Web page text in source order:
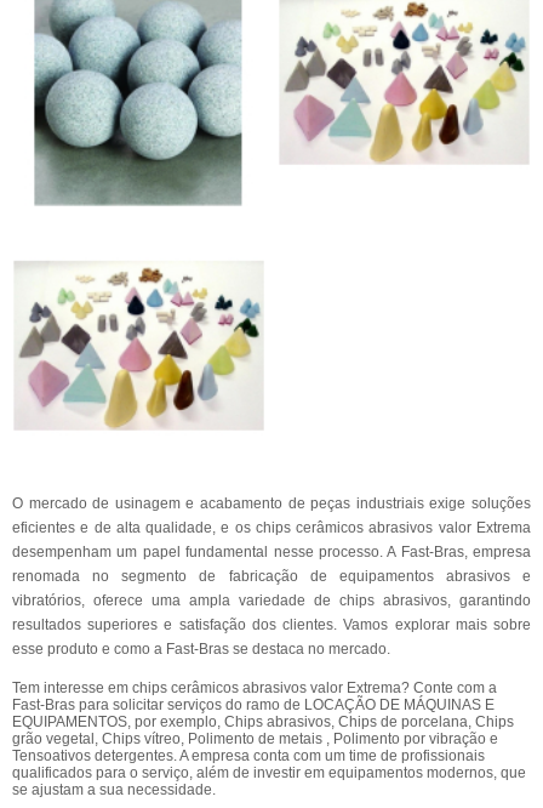
O mercado de usinagem e acabamento de peças industriais exige soluções
eficientes e de alta qualidade, e os chips cerâmicos abrasivos valor Extrema
desempenham um papel fundamental nesse processo. A Fast-Bras, empresa
renomada no segmento de fabricação de equipamentos abrasivos e
vibratórios, oferece uma ampla variedade de chips abrasivos, garantindo
resultados superiores e satisfação dos clientes. Vamos explorar mais sobre
esse produto e como a Fast-Bras se destaca no mercado.
Tem interesse em chips cerâmicos abrasivos valor Extrema? Conte com a
Fast-Bras para solicitar serviços do ramo de LOCAÇÃO DE MÁQUINAS E
EQUIPAMENTOS, por exemplo, Chips abrasivos, Chips de porcelana, Chips
grão vegetal, Chips vítreo, Polimento de metais , Polimento por vibração e
Tensoativos detergentes. A empresa conta com um time de profissionais
qualificados para o serviço, além de investir em equipamentos modernos, que
se ajustam a sua necessidade.